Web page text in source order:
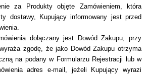
za Produkty objęte Zamówieniem, która
dostawy, Kupujący informowany jest przed
dołączany jest Dowód Zakupu, przy
zgodę, że jako Dowód Zakupu otrzyma
na podany w Formularzu Rejestracji lub w
adres e-mail, jeżeli Kupujący wyrazi